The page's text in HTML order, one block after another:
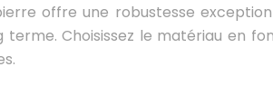
offre une robustesse
terme. Choisissez le matériau en